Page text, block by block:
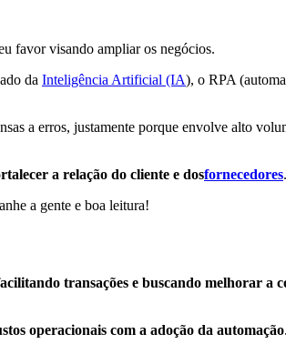
favor visando ampliar os negócios.
da Inteligência Artificial (IA), o RPA
a erros, justamente porque envolve alto
a relação do cliente e dosfornecedores.
a gente e boa leitura!
transações e buscando melhorar a
operacionais com a adoção da automação.